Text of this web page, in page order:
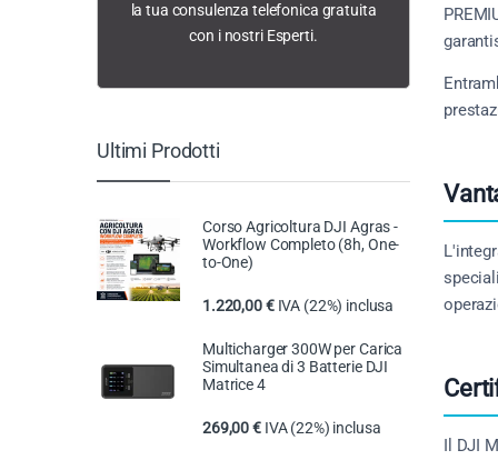
Il DJI
la tua consulenza telefonica gratuita
con i nostri Esperti.
Ultimi Prodotti
Corso Agricoltura DJI Agras -
Workflow Completo (8h, One-
to-One)
1.220,00€ IVA (22%) inclusa
Multicharger 300W per Carica
Simultanea di 3 Batterie DJI
Matrice 4
269,00€ IVA (22%) inclusa